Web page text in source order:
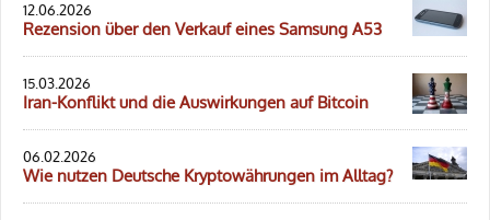
12.06.2026
Rezension über den Verkauf eines Samsung A53
15.03.2026
Iran-Konflikt und die Auswirkungen auf Bitcoin
06.02.2026
Wie nutzen Deutsche Kryptowährungen im Alltag?